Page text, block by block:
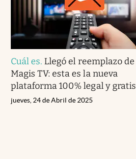
Cuál es. Llegó el reemplazo de
Magis TV: esta es la nueva
plataforma 100% legal y gratis
jueves, 24 de Abril de 2025